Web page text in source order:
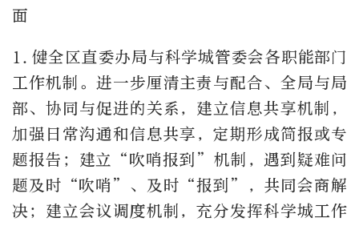
面
1. 健全区直委办局与科学城管委会各职能部门
工作机制。进一步厘清主责与配合、全局与局
部、协同与促进的关系，建立信息共享机制，
加强日常沟通和信息共享，定期形成简报或专
题报告；建立“吹哨报到”机制，遇到疑难问
题及时“吹哨”、及时“报到”，共同会商解
决；建立会议调度机制，充分发挥科学城工作